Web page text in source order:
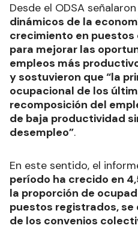
Desde el ODSA
dinámicos de la
crecimiento en
para mejorar las
empleos más
y sostuvieron que “la
ocupacional de los
recomposición del
de baja productividad
desempleo”.
En este sentido, el
período ha crecido en
la proporción de
puestos registrados,
de los convenios